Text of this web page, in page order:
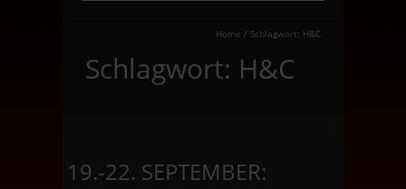
Home / Schlagwort: H&C
Schlagwort: H&C
19.-22. SEPTEMBER: